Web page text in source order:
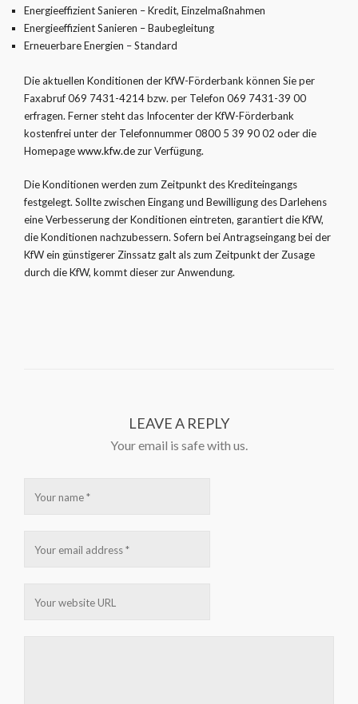
Energieeffizient Sanieren – Kredit, Einzelmaßnahmen
Energieeffizient Sanieren – Baubegleitung
Erneuerbare Energien – Standard
Die aktuellen Konditionen der KfW-Förderbank können Sie per
Faxabruf 069 7431-4214 bzw. per Telefon 069 7431-39 00
erfragen. Ferner steht das Infocenter der KfW-Förderbank
kostenfrei unter der Telefonnummer 0800 5 39 90 02 oder die
Homepagewww.kfw.dezur Verfügung.
Die Konditionen werden zum Zeitpunkt des Krediteingangs
festgelegt. Sollte zwischen Eingang und Bewilligung des Darlehens
eine Verbesserung der Konditionen eintreten, garantiert die KfW,
die Konditionen nachzubessern. Sofern bei Antragseingang bei der
KfW ein günstigerer Zinssatz galt als zum Zeitpunkt der Zusage
durch die KfW, kommt dieser zur Anwendung.
LEAVE A REPLY
Your email is safe with us.